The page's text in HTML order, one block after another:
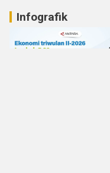
Infografik